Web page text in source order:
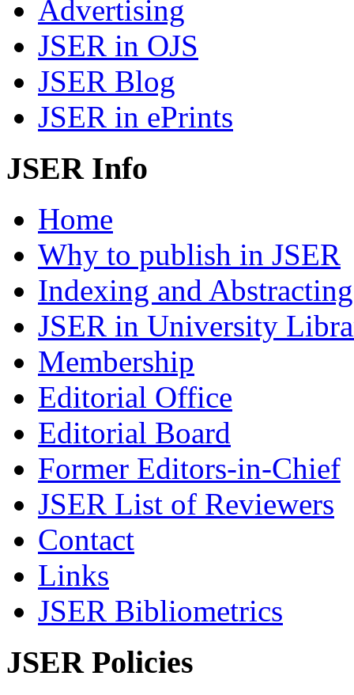
Advertising
JSER in OJS
JSER Blog
JSER in ePrints
JSER Info
Home
Why to publish in JSER
Indexing and Abstracting
JSER in University
Membership
Editorial Office
Editorial Board
Former Editors-in-Chief
JSER List of Reviewers
Contact
Links
JSER Bibliometrics
JSER Policies